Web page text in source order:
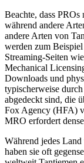
Beachte, dass
während andere
andere Arten von
werden zum
Streaming-Seiten
Mechanical
Downloads und
typischerweise
abgedeckt sind, die
Fox Agency (HFA)
MRO erfordert
Während jedes
haben sie oft